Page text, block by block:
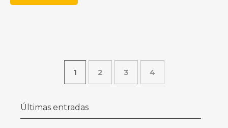
1 2 3 4
Últimas entradas